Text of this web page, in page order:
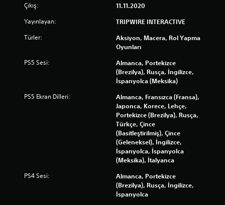
Çıkış: 11.11.2020
Yayınlayan: TRIPWIRE INTERACTIVE
Türler:
Aksiyon, Macera, Rol Yapma
Oyunları
PS5 Sesi:
Almanca, Portekizce
(Brezilya), Rusça, İngilizce,
İspanyolca (Meksika)
PS5 Ekran Dilleri:
Almanca, Fransızca (Fransa),
Japonca, Korece, Lehçe,
Portekizce (Brezilya), Rusça,
Türkçe, Çince
(Basitleştirilmiş), Çince
(Geleneksel), İngilizce,
İspanyolca, İspanyolca
(Meksika), İtalyanca
PS4 Sesi:
Almanca, Portekizce
(Brezilya), Rusça, İngilizce,
İspanyolca